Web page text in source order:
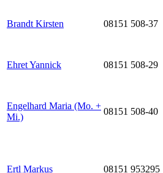
Brandt Kirsten 08151 508-37
Ehret Yannick 08151 508-29
Engelhard Maria (Mo. +
Mi.)
08151 508-40
Ertl Markus 08151 953295